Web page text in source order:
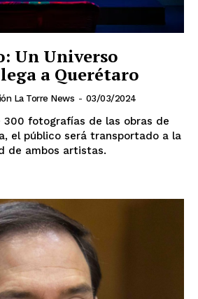
Suplemento
Un Universo
a Querétaro
La Torre News - 03/03/2024
300 fotografías de las obras de
el público será transportado a la
de ambos artistas.